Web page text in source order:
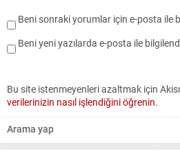
Beni sonraki yorumlar için e-posta ile
Beni yeni yazılarda e-posta ile
Bu site istenmeyenleri azaltmak için
verilerinizin nasıl işlendiğini öğrenin.